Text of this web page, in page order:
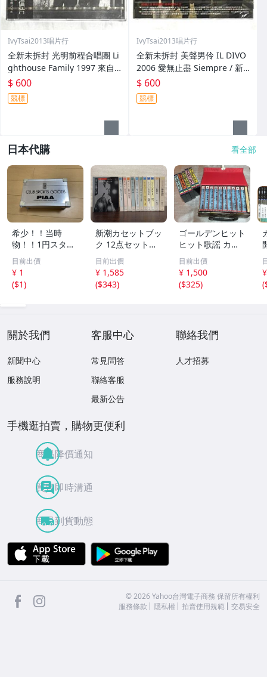
IvyTsai2013唱片行
全新未拆封 光明前程合唱團 Li
ghthouse Family 1997 來自
天堂的明信片 Postcards Fro
m Heaven 台灣版專輯 CD 附
側標
$ 600
競標
IvyTsai2013唱片行
全新未拆封 美聲男伶 IL DIVO
2006 愛無止盡 Siempre / 新
力博德曼 台灣紙盒版專輯 CD
附中文歌詞
$ 600
競標
日本代購 看全部
希少！！当時
物！！1円スター
ト売り切り！！PI
AA CLUB SPORT
S GOODS アルミ
ケース 収納
目前出價
¥ 1
($1)
新潮カセットブッ
ク 12点セット
【三島由紀夫／森
外／太宰治／芥川
龍之介／谷崎潤一
郎／宮沢賢治／
目前出價
¥ 1,585
($343)
ゴールデンヒット
ヒット歌謡 カラ
オケ カセットテ
ープ まとめ昭和
レトロ 邦楽 童謡
演歌 17点
目前出價
¥ 1,500
($325)
(
關於我們
新聞中心
服務說明
客服中心
常見問答
聯絡客服
最新公告
聯絡我們
人才招募
手機逛拍賣，購物更便利
商品降價通知
買賣即時溝通
商品到貨動態
APP Store
facebook ©2026 Yahoo台灣電子商務 保留所有權利
服務條款
隱私權 拍賣使用規範 交易安全